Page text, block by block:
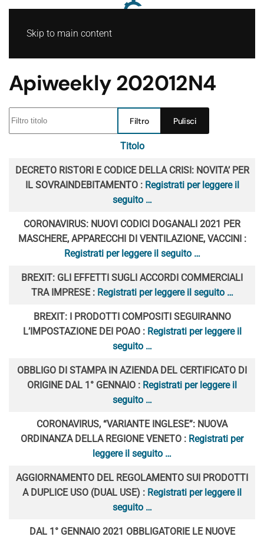
Skip to main content
Apiweekly 202012N4
Filtro Pulisci
Articoli
Titolo
DECRETO RISTORI E CODICE DELLA CRISI: NOVITA’ PER
IL SOVRAINDEBITAMENTO : Registrati per leggere il
seguito …
CORONAVIRUS: NUOVI CODICI DOGANALI 2021 PER
MASCHERE, APPARECCHI DI VENTILAZIONE, VACCINI :
Registrati per leggere il seguito …
BREXIT: GLI EFFETTI SUGLI ACCORDI COMMERCIALI
TRA IMPRESE : Registrati per leggere il seguito …
BREXIT: I PRODOTTI COMPOSITI SEGUIRANNO
L’IMPOSTAZIONE DEI POAO : Registrati per leggere il
seguito …
OBBLIGO DI STAMPA IN AZIENDA DEL CERTIFICATO DI
ORIGINE DAL 1° GENNAIO : Registrati per leggere il
seguito …
CORONAVIRUS, “VARIANTE INGLESE”: NUOVA
ORDINANZA DELLA REGIONE VENETO : Registrati per
leggere il seguito …
AGGIORNAMENTO DEL REGOLAMENTO SUI PRODOTTI
A DUPLICE USO (DUAL USE) : Registrati per leggere il
seguito …
DAL 1° GENNAIO 2021 OBBLIGATORIE LE NUOVE